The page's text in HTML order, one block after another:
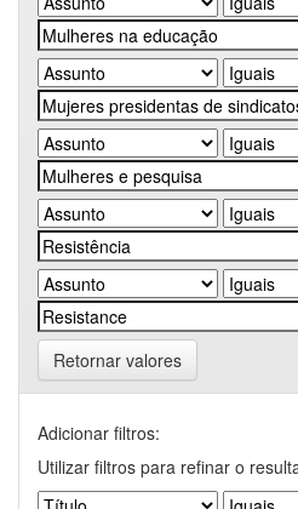
Retornar valores
Adicionar filtros:
Utilizar filtros para refinar o